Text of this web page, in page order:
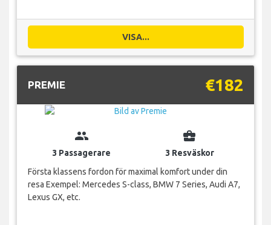
VISA...
PREMIE €182
group
3 Passagerare
business_center
3 Resväskor
Första klassens fordon för maximal komfort under din
resa Exempel: Mercedes S-class, BMW 7 Series, Audi A7,
Lexus GX, etc.